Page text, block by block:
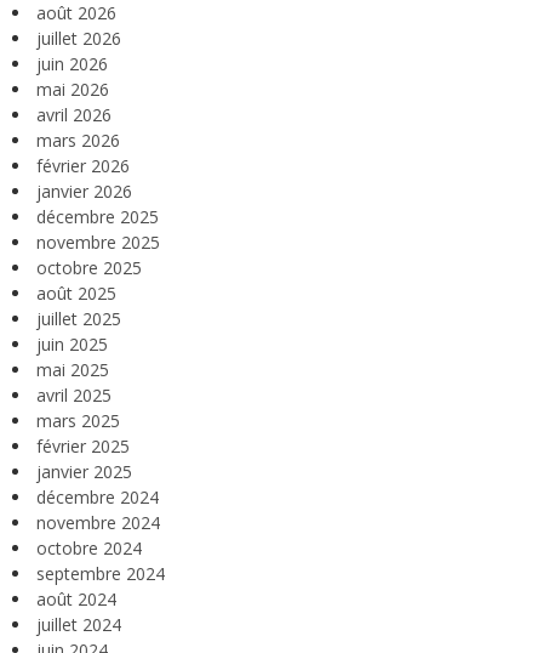
août 2026
juillet 2026
juin 2026
mai 2026
avril 2026
mars 2026
février 2026
janvier 2026
décembre 2025
novembre 2025
octobre 2025
août 2025
juillet 2025
juin 2025
mai 2025
avril 2025
mars 2025
février 2025
janvier 2025
décembre 2024
novembre 2024
octobre 2024
septembre 2024
août 2024
juillet 2024